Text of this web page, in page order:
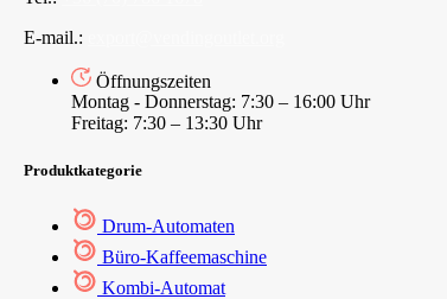
E-mail.:
Öffnungszeiten
Montag - Donnerstag: 7:30 – 16:00 Uhr
Freitag: 7:30 – 13:30 Uhr
Produktkategorie
Drum-Automaten
Büro-Kaffeemaschine
Kombi-Automat